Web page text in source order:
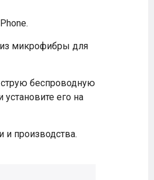
из микрофибры для
беспроводную
его на
и производства.